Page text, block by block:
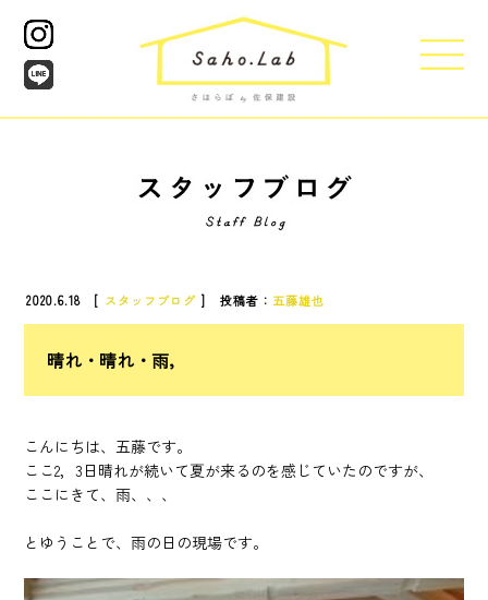
2020.6.18 [ スタッフブログ ] 投稿者： 五藤雄也
晴れ・晴れ・雨，
こんにちは、五藤です。
ここ2，3日晴れが続いて夏が来るのを感じていたのですが、
ここにきて、雨、、、
とゆうことで、雨の日の現場です。